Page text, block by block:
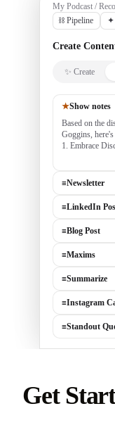
My Podcast /
⛓ Pipeline
✦
Create
✨ Create
★Show notes
Based on the
Goggins,
1. Embrace
≡Newsletter
≡LinkedIn
≡Blog Post
≡Maxims
≡Summarize
≡Instagram
≡Standout
Get